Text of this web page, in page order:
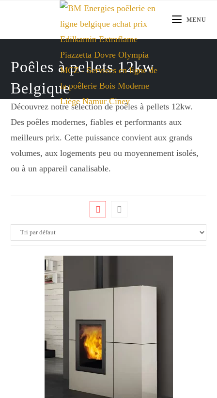
MENU
Poêles à pellets 12kw
Belgique
Découvrez notre sélection de poêles à pellets 12kw.
Des poêles modernes, fiables et performants aux
meilleurs prix. Cette puissance convient aux grands
volumes, aux logements peu ou moyennement isolés,
ou à un appareil canalisable.